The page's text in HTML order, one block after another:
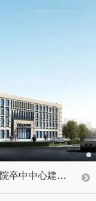
省卒中防治中心督导检查扶沟县人民医院卒中中心建设工作